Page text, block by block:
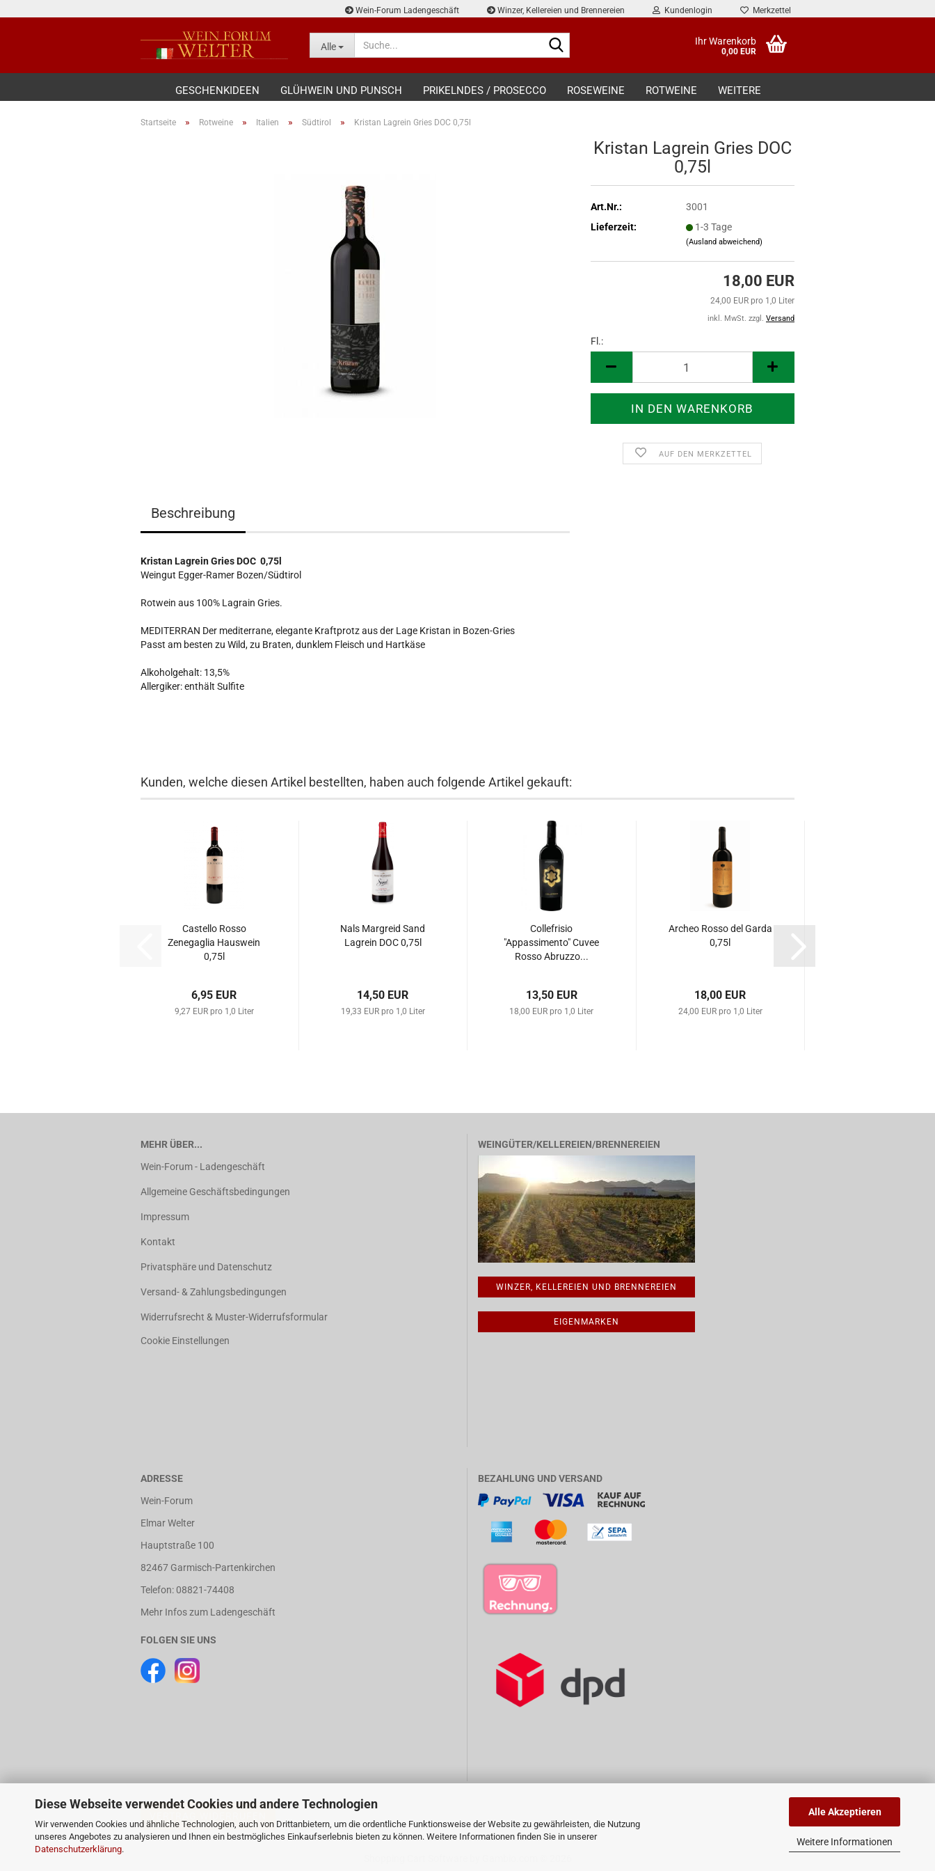
Diese Webseite verwendet Cookies und andere Technologien
Wir verwenden Cookies und ähnliche Technologien, auch von Drittanbietern, um die ordentliche Funktionsweise der Website zu gewährleisten, die Nutzung
unseres Angebotes zu analysieren und Ihnen ein bestmögliches Einkaufserlebnis bieten zu können. Weitere Informationen finden Sie in unserer
Datenschutzerklärung.
Alle Akzeptieren
Weitere Informationen
Wein-Forum Ladengeschäft Winzer, Kellereien und Brennereien Kundenlogin Merkzettel
Alle Ihr Warenkorb
0,00 EUR
GESCHENKIDEEN GLÜHWEIN UND PUNSCH PRIKELNDES / PROSECCO ROSEWEINE ROTWEINE WEITERE
Startseite » Rotweine » Italien » Südtirol » Kristan Lagrein Gries DOC 0,75l
Kristan Lagrein Gries DOC
0,75l
Art.Nr.:
3001
Lieferzeit:
1-3 Tage
(Ausland abweichend)
18,00 EUR
24,00 EUR pro 1,0 Liter
inkl. MwSt. zzgl. Versand
Fl.:
AUF DEN MERKZETTEL
Beschreibung
Kristan Lagrein Gries DOC 0,75l
Weingut Egger-Ramer Bozen/Südtirol
Rotwein aus 100% Lagrain Gries.
MEDITERRAN Der mediterrane, elegante Kraftprotz aus der Lage Kristan in Bozen-Gries
Passt am besten zu Wild, zu Braten, dunklem Fleisch und Hartkäse
Alkoholgehalt: 13,5%
Allergiker: enthält Sulfite
Kunden, welche diesen Artikel bestellten, haben auch folgende Artikel gekauft:
Castello Rosso
Zenegaglia Hauswein
0,75l
6,95 EUR
9,27 EUR pro 1,0 Liter
Nals Margreid Sand
Lagrein DOC 0,75l
14,50 EUR
19,33 EUR pro 1,0 Liter
Collefrisio
"Appassimento" Cuvee
Rosso Abruzzo...
13,50 EUR
18,00 EUR pro 1,0 Liter
Archeo Rosso del Garda
0,75l
18,00 EUR
24,00 EUR pro 1,0 Liter
MEHR ÜBER...
Wein-Forum - Ladengeschäft
Allgemeine Geschäftsbedingungen
Impressum
Kontakt
Privatsphäre und Datenschutz
Versand- & Zahlungsbedingungen
Widerrufsrecht & Muster-Widerrufsformular
Cookie Einstellungen
WEINGÜTER/KELLEREIEN/BRENNEREIEN
WINZER, KELLEREIEN UND BRENNEREIEN
EIGENMARKEN
ADRESSE
Wein-Forum
Elmar Welter
Hauptstraße 100
82467 Garmisch-Partenkirchen
Telefon: 08821-74408
Mehr Infos zum Ladengeschäft
FOLGEN SIE UNS
BEZAHLUNG UND VERSAND